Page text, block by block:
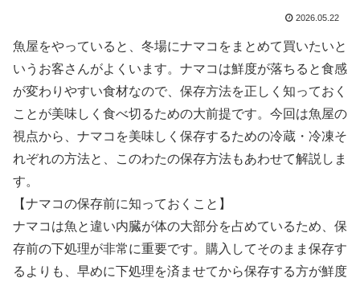
2026.05.22
魚屋をやっていると、冬場にナマコをまとめて買いたいと
いうお客さんがよくいます。ナマコは鮮度が落ちると食感
が変わりやすい食材なので、保存方法を正しく知っておく
ことが美味しく食べ切るための大前提です。今回は魚屋の
視点から、ナマコを美味しく保存するための冷蔵・冷凍そ
れぞれの方法と、このわたの保存方法もあわせて解説しま
す。
【ナマコの保存前に知っておくこと】
ナマコは魚と違い内臓が体の大部分を占めているため、保
存前の下処理が非常に重要です。購入してそのまま保存す
るよりも、早めに下処理を済ませてから保存する方が鮮度